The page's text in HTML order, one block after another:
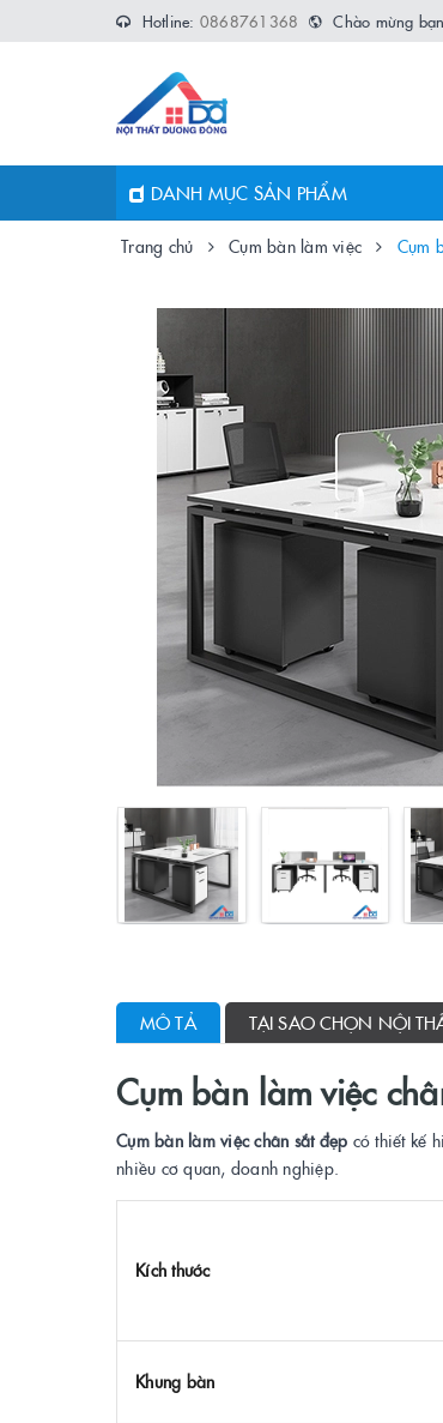
Hotline: 0868761368 Chào mừng
DANH MỤC SẢN PHẨM
Trang chủ Cụm bàn làm việc Cụm
MÔ TẢ TẠI SAO CHỌN NỘI
Cụm bàn làm việc
Cụm bàn làm việc chân sắt đẹp có thiết kế
nhiều cơ quan, doanh nghiệp.
Kích thước
Khung bàn